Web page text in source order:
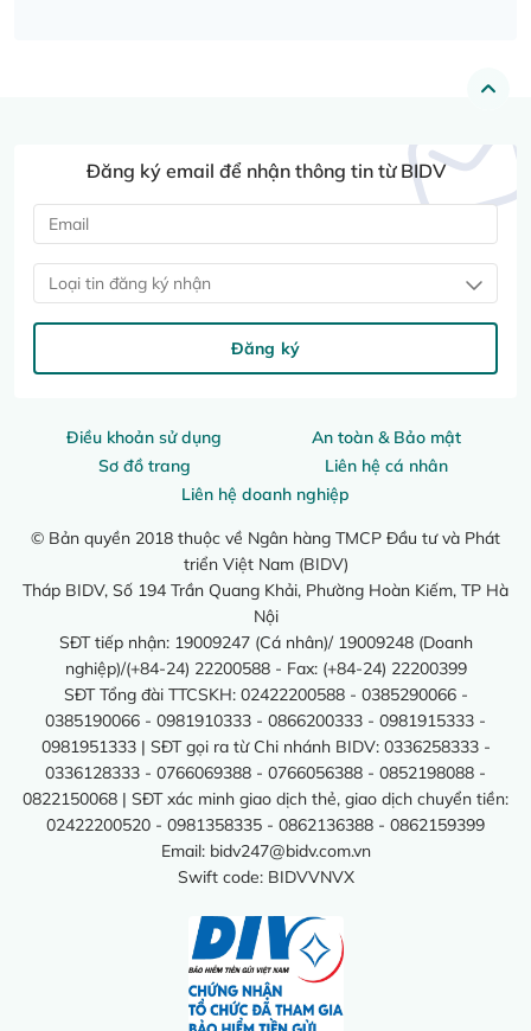
Điều khoản sử dụng
An toàn & Bảo mật
Sơ đồ trang
Liên hệ cá nhân
Liên hệ doanh nghiệp
© Bản quyền 2018 thuộc về Ngân hàng TMCP Đầu tư và Phát
triển Việt Nam (BIDV)
Tháp BIDV, Số 194 Trần Quang Khải, Phường Hoàn Kiếm, TP Hà
Nội
SĐT tiếp nhận: 19009247 (Cá nhân)/ 19009248 (Doanh
nghiệp)/(+84-24) 22200588 - Fax: (+84-24) 22200399
SĐT Tổng đài TTCSKH: 02422200588 - 0385290066 -
0385190066 - 0981910333 - 0866200333 - 0981915333 -
0981951333 | SĐT gọi ra từ Chi nhánh BIDV: 0336258333 -
0336128333 - 0766069388 - 0766056388 - 0852198088 -
0822150068 | SĐT xác minh giao dịch thẻ, giao dịch chuyển tiền:
02422200520 - 0981358335 - 0862136388 - 0862159399
Email: bidv247@bidv.com.vn
Swift code: BIDVVNVX
Đăng ký email để nhận thông tin từ BIDV
Loại tin đăng ký nhận
Đăng ký